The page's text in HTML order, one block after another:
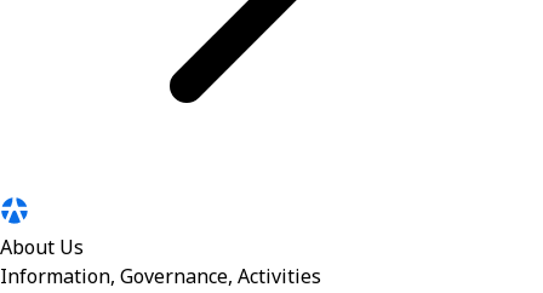
About Us
Information, Governance, Activities